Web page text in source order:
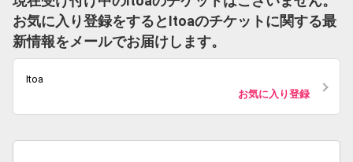
お気に入り登録をするとItoaのチケットに関する最
新情報をメールでお届けします。
Itoa
お気に入り登録